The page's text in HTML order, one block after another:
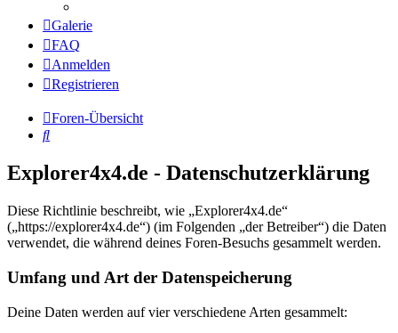
Galerie
FAQ
Anmelden
Registrieren
Foren-Übersicht
Suche
Explorer4x4.de - Datenschutzerklärung
Diese Richtlinie beschreibt, wie „Explorer4x4.de“
(„https://explorer4x4.de“) (im Folgenden „der Betreiber“) die Daten
verwendet, die während deines Foren-Besuchs gesammelt werden.
Umfang und Art der Datenspeicherung
Deine Daten werden auf vier verschiedene Arten gesammelt: